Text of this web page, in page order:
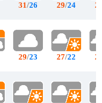
31/26
29/23
29/24
27/22